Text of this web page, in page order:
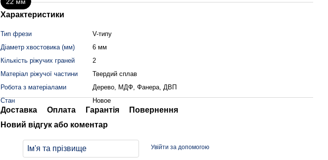
Характеристики
Тип фрези
V-типу
Діаметр хвостовика (мм)
6 мм
Кількість ріжучих граней
2
Матеріал ріжучої частини
Твердий сплав
Робота з матеріалами
Дерево, МДФ, Фанера, ДВП
Стан
Новое
Доставка Оплата Гарантія
Повернення
Новий відгук або коментар
Увійти за допомогою